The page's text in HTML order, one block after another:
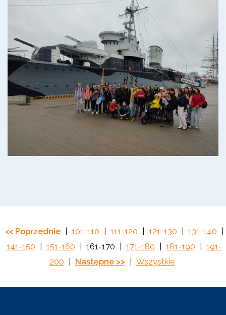
<< Poprzednie 101-110 111-120 121-130 131-140
141-150
151-160 161-170 171-180 181-190
191-
200
Następne >> Wszystkie